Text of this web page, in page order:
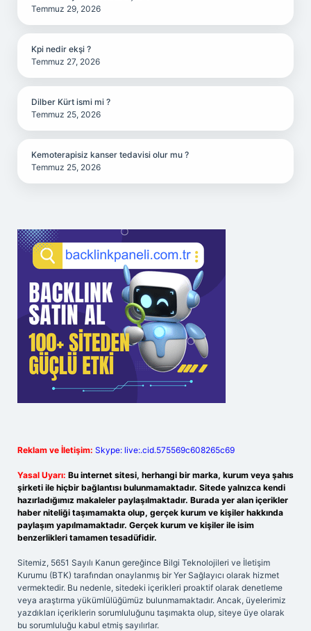
Temmuz 29, 2026
Kpi nedir ekşi ?
Temmuz 27, 2026
Dilber Kürt ismi mi ?
Temmuz 25, 2026
Kemoterapisiz kanser tedavisi olur mu ?
Temmuz 25, 2026
Reklam ve İletişim: Skype: live:.cid.575569c608265c69
Yasal Uyarı: Bu internet sitesi, herhangi bir marka, kurum veya şahıs
şirketi ile hiçbir bağlantısı bulunmamaktadır. Sitede yalnızca kendi
hazırladığımız makaleler paylaşılmaktadır. Burada yer alan içerikler
haber niteliği taşımamakta olup, gerçek kurum ve kişiler hakkında
paylaşım yapılmamaktadır. Gerçek kurum ve kişiler ile isim
benzerlikleri tamamen tesadüfidir.
Sitemiz, 5651 Sayılı Kanun gereğince Bilgi Teknolojileri ve İletişim
Kurumu (BTK) tarafından onaylanmış bir Yer Sağlayıcı olarak hizmet
vermektedir. Bu nedenle, sitedeki içerikleri proaktif olarak denetleme
veya araştırma yükümlülüğümüz bulunmamaktadır. Ancak, üyelerimiz
yazdıkları içeriklerin sorumluluğunu taşımakta olup, siteye üye olarak
bu sorumluluğu kabul etmiş sayılırlar.